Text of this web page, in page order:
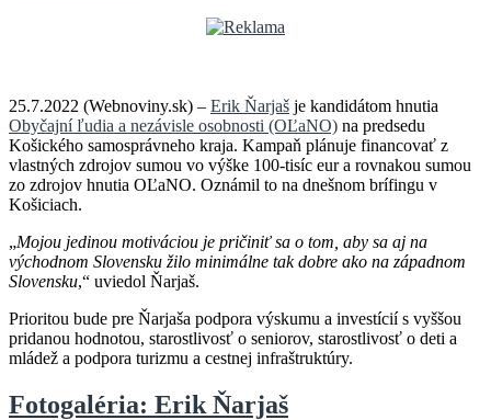
25.7.2022 (Webnoviny.sk) – Erik Ňarjaš je kandidátom hnutia
Obyčajní ľudia a nezávisle osobnosti (OĽaNO) na predsedu
Košického samosprávneho kraja. Kampaň plánuje financovať z
vlastných zdrojov sumou vo výške 100-tisíc eur a rovnakou sumou
zo zdrojov hnutia OĽaNO. Oznámil to na dnešnom brífingu v
Košiciach.
„Mojou jedinou motiváciou je pričiniť sa o tom, aby sa aj na
východnom Slovensku žilo minimálne tak dobre ako na západnom
Slovensku,“ uviedol Ňarjaš.
Prioritou bude pre Ňarjaša podpora výskumu a investícií s vyššou
pridanou hodnotou, starostlivosť o seniorov, starostlivosť o deti a
mládež a podpora turizmu a cestnej infraštruktúry.
Fotogaléria: Erik Ňarjaš